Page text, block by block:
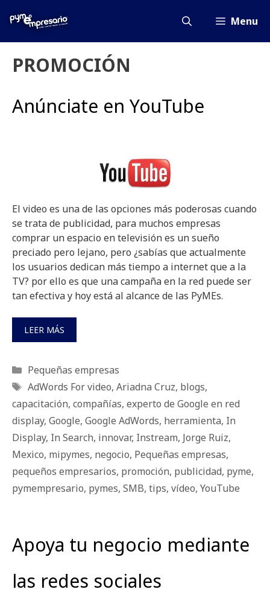
Menu
PROMOCIÓN
Anúnciate en YouTube
El video es una de las opciones más poderosas cuando
se trata de publicidad, para muchos empresas
comprar un espacio en televisión es un sueño
preciado pero lejano, pero ¿sabías que actualmente
los usuarios dedican más tiempo a internet que a la
TV? por ello es que una campaña en la red puede ser
tan efectiva y hoy está al alcance de las PyMEs.
LEER MÁS
Categorías
Pequeñas empresas
Etiquetas
AdWords For video, Ariadna Cruz, blogs,
capacitación, compañías, experto de Google en red
display, Google, Google AdWords, herramienta, In
Display, In Search, innovar, Instream, Jorge Ruiz,
Mexico, mipymes, negocio, Pequeñas empresas,
pequeños empresarios, promoción, publicidad, pyme,
pymempresario, pymes, SMB, tips, vídeo, YouTube
Apoya tu negocio mediante
las redes sociales